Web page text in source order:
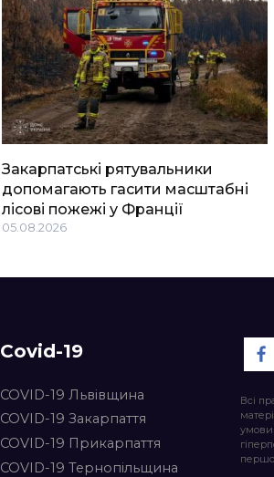
Закарпатські рятувальники
допомагають гасити масштабні
лісові пожежі у Франції
05.08.2026
Covid-19
COVID-19 Львівщина
COVID-19 Закарпаття
COVID-19 Прикарпаття
COVID-19 Тернопільщина
Всі
умови